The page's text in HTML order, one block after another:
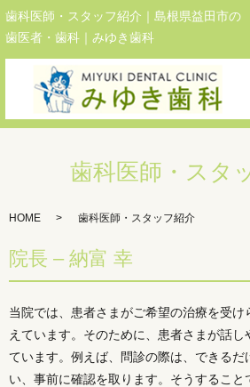
歯科医師・スタッフ紹介｜島根県益田市の
歯医者・歯科｜みゆき歯科
歯科医師・スタ
HOME 歯科医師・スタッフ紹介
院長 – 納富 幸
当院では、患者さまがご希望の治療を受
えています。そのために、患者さまが話し
ています。例えば、問診の際は、できるだ
い、事前に確認を取ります。そうするこ